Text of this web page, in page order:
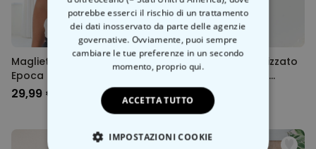
Maglietta Personalizzata
Epoca
29,99 €
Portachiavi Personalizzato
in Acrilico con Foto e
Canzone
14,99 €
potrebbe esserci il rischio di un trattamento
dei dati inosservato da parte delle agenzie
governative. Ovviamente, puoi sempre
cambiare le tue preferenze in un secondo
momento, proprio qui.
ACCETTA TUTTO
IMPOSTAZIONI COOKIE